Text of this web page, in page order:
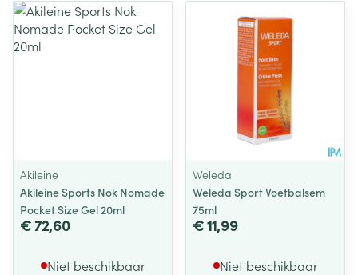
Akileine
Akileine Sports Nok Nomade
Pocket Size Gel 20ml
€ 72,60
Niet beschikbaar
Weleda
Weleda Sport Voetbalsem
75ml
€ 11,99
Niet beschikbaar